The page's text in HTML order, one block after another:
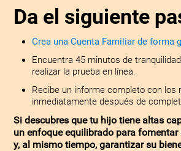
Da el siguiente
Crea una Cuenta Familiar de forma
Encuentra 45 minutos de
realizar la prueba en línea.
Recibe un informe completo con los
inmediatamente después de
Si descubres que tu hijo tiene altas
un enfoque equilibrado para
y, al mismo tiempo, garantizar su